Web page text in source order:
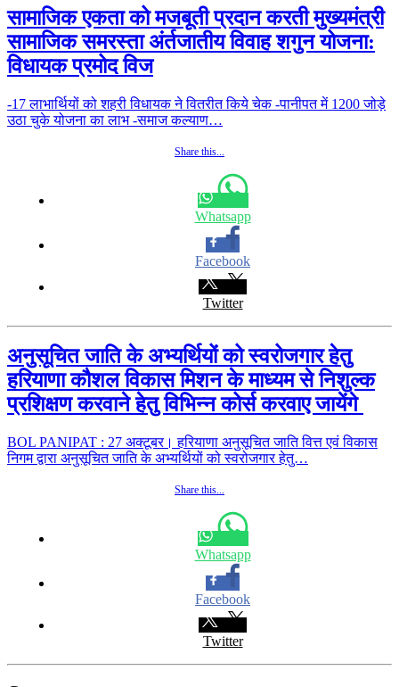
सामाजिक एकता को मजबूती प्रदान करती मुख्यमंत्री
सामाजिक समरस्ता अंर्तजातीय विवाह शगुन योजना:
विधायक प्रमोद विज
-17 लाभार्थियों को शहरी विधायक ने वितरीत किये चेक -पानीपत में 1200 जोड़े
उठा चुके योजना का लाभ -समाज कल्याण…
Share this...
Whatsapp
Facebook
Twitter
अनुसूचित जाति के अभ्यर्थियों को स्वरोजगार हेतु
हरियाणा कौशल विकास मिशन के माध्यम से निशुल्क
प्रशिक्षण करवाने हेतु विभिन्न कोर्स करवाए जायेंगे
BOL PANIPAT : 27 अक्टूबर। हरियाणा अनुसूचित जाति वित्त एवं विकास
निगम द्वारा अनुसूचित जाति के अभ्यर्थियों को स्वरोजगार हेतु…
Share this...
Whatsapp
Facebook
Twitter